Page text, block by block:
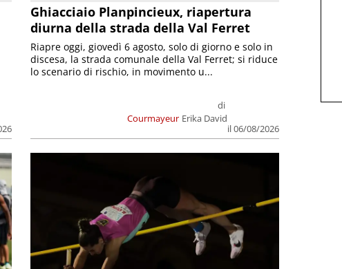
Ghiacciaio Planpincieux, riapertura
diurna della strada della Val Ferret
Courmayeur
di
Erika David
il 06/08/2026
Riapre oggi, giovedì 6 agosto, solo di giorno e solo in
discesa, la strada comunale della Val Ferret; si riduce
lo scenario di rischio, in movimento u...